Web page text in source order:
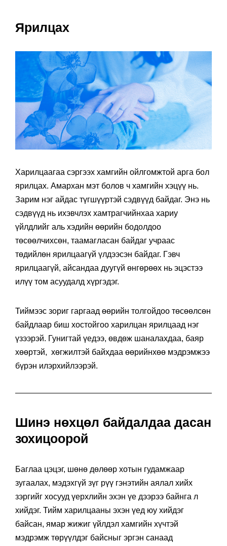
Ярилцах
Харилцаагаа сэргээх хамгийн ойлгомжтой арга бол
ярилцах. Амархан мэт болов ч хамгийн хэцүү нь.
Зарим нэг айдас түгшүүртэй сэдвүүд байдаг. Энэ нь
сэдвүүд нь ихэвчлэх хамтрагчийнхаа хариу
үйлдлийг аль хэдийн өөрийн бодолдоо
төсөөлчихсөн, таамагласан байдаг учраас
төдийлөн ярилцаагүй үлдээсэн байдаг. Гэвч
ярилцаагүй, айсандаа дуугүй өнгөрөөх нь эцэстээ
илүү том асуудалд хүргэдэг.
Тиймээс зориг гаргаад өөрийн толгойдоо төсөөлсөн
байдлаар биш хостойгоо харилцан ярилцаад нэг
үзээрэй. Гунигтай үедээ, өвдөж шаналахдаа, баяр
хөөртэй, хөгжилтэй байхдаа өөрийнхөө мэдрэмжээ
бүрэн илэрхийлээрэй.
Шинэ нөхцөл байдалдаа дасан
зохицоорой
Баглаа цэцэг, шөнө дөлөөр хотын гудамжаар
зугаалах, мэдэхгүй зүг рүү гэнэтийн аялал хийх
зэргийг хосууд үерхлийн эхэн үе дээрээ байнга л
хийдэг. Тийм харилцааны эхэн үед юу хийдэг
байсан, ямар жижиг үйлдэл хамгийн хүчтэй
мэдрэмж төрүүлдэг байсныг эргэн санаад